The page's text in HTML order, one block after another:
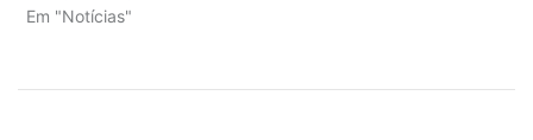
Em "Notícias"